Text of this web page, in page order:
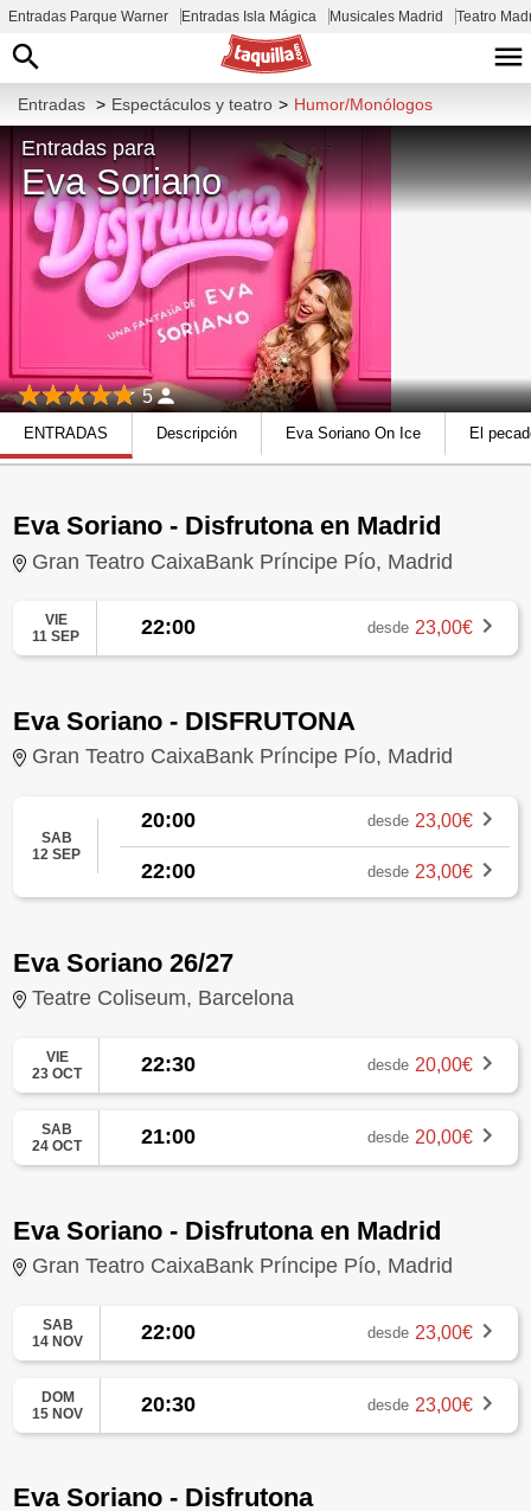
Entradas Parque Warner Entradas Isla Mágica Musicales Madrid Teatro
Entradas > Espectáculos y teatro > Humor/Monólogos
Entradas para
Eva Soriano
5
ENTRADAS Descripción Eva Soriano On Ice El
Eva Soriano - Disfrutona en Madrid
Gran Teatro CaixaBank Príncipe Pío, Madrid
VIE
11 SEP
22:00 desde 23,00€
Eva Soriano - DISFRUTONA
Gran Teatro CaixaBank Príncipe Pío, Madrid
SAB
12 SEP
20:00 desde 23,00€
22:00 desde 23,00€
Eva Soriano 26/27
Teatre Coliseum, Barcelona
VIE
23 OCT
22:30 desde 20,00€
SAB
24 OCT
21:00 desde 20,00€
Eva Soriano - Disfrutona en Madrid
Gran Teatro CaixaBank Príncipe Pío, Madrid
SAB
14 NOV
22:00 desde 23,00€
DOM
15 NOV
20:30 desde 23,00€
Eva Soriano - Disfrutona